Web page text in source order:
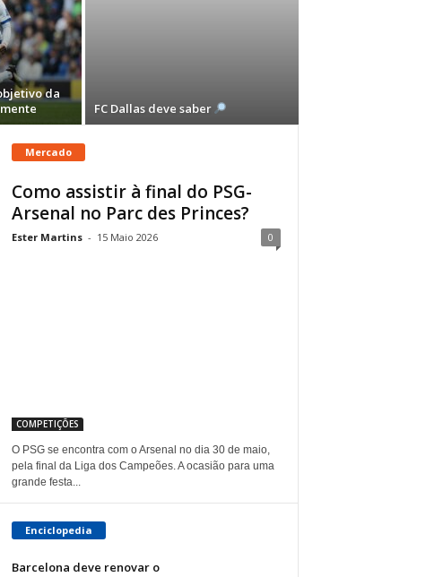
da
FC Dallas deve saber
Mercado
Como assistir à final do PSG-
Arsenal no Parc des Princes?
Ester Martins - 15 Maio 2026 0
COMPETIÇÕES
O PSG se encontra com o Arsenal no dia 30 de maio,
pela final da Liga dos Campeões. A ocasião para uma
grande festa...
Enciclopedia
Barcelona deve renovar o